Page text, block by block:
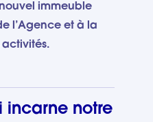
immeuble
l’Agence et à la
incarne notre